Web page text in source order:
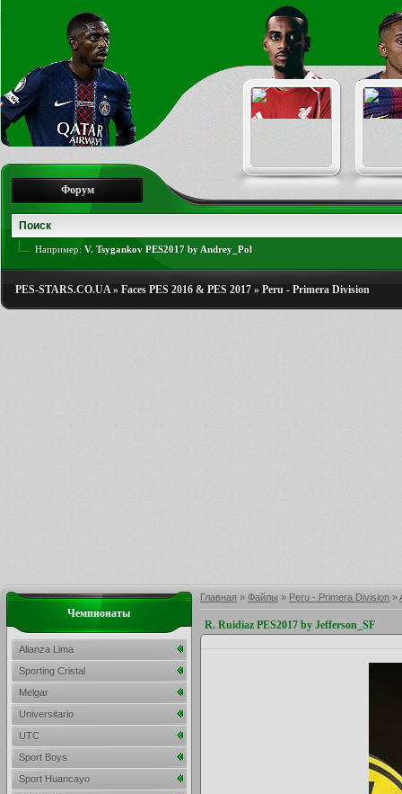
Форум
Например: V. Tsygankov PES2017 by Andrey_Pol
PES-STARS.CO.UA» Faces PES 2016 & PES 2017 » Peru - Primera Division
Главная » Файлы » Peru - Primera Division »
R. Ruidiaz PES2017 by Jefferson_SF
Чемпионаты
Alianza Lima
Sporting Cristal
Melgar
Universitario
UTC
Sport Boys
Sport Huancayo